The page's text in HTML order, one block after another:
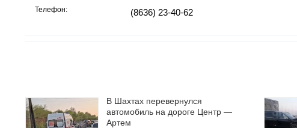
Телефон: (8636) 23-40-62
В Шахтах перевернулся
автомобиль на дороге Центр —
Артем